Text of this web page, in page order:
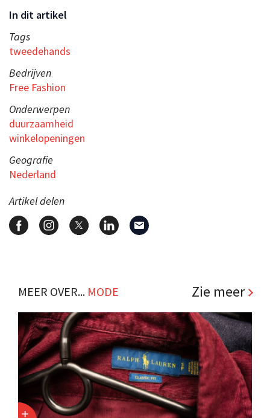
In dit artikel
Tags
tweedehands
Bedrijven
Free Fashion
Onderwerpen
duurzaamheid
winkelopeningen
Geografie
Nederland
Artikel delen
MEER OVER... MODE Zie meer